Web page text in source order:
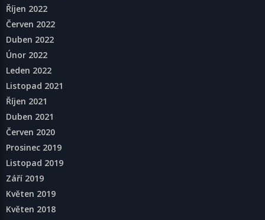
Říjen 2022
Červen 2022
Duben 2022
Únor 2022
Leden 2022
Listopad 2021
Říjen 2021
Duben 2021
Červen 2020
Prosinec 2019
Listopad 2019
Září 2019
Květen 2019
Květen 2018